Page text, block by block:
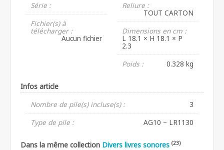
Série :
Fichier(s) à
télécharger :
Aucun fichier
Reliure :
TOUT CARTON
Dimensions en cm :
L 18.1 × H 18.1 × P
2.3
Poids :
0.328 kg
Infos article
Nombre de pile(s) incluse(s) :
3
Type de pile :
AG10 – LR1130
Dans la même collection Divers livres sonores (23)